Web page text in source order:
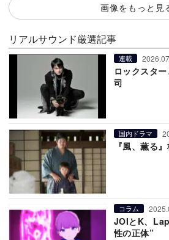
画像をもっと見
リアルサウンド厳選記事
連載
ロックスタ
司
国内ドラマ
『風、薫る
コラム
JOIとK、
性の正体”